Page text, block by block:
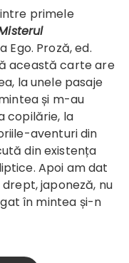
Ego. Proză, ed.
această carte are
la unele pasaje
și m-au
copilărie, la
aventuri din
din existența
Apoi am dat
japoneză, nu
în mintea și-n